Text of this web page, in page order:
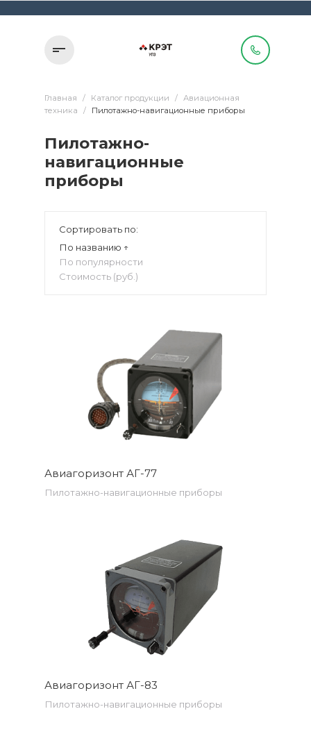
Главная / Каталог продукции / Авиационная
техника
/ Пилотажно-навигационные приборы
Пилотажно-
навигационные
приборы
Сортировать по:
По названию ↑
По популярности
Стоимость (руб.)
Авиагоризонт АГ-77
Пилотажно-навигационные приборы
Авиагоризонт АГ-83
Пилотажно-навигационные приборы